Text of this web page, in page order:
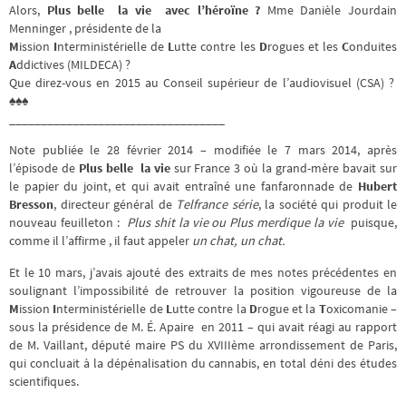
Alors, Plus belle la vie avec l’héroïne ? Mme Danièle Jourdain
Menninger , présidente de la
Mission Interministérielle de Lutte contre les Drogues et lesConduites
Addictives (MILDECA) ?
Que direz-vous en 2015 au Conseil supérieur de l’audiovisuel (CSA) ?
♠♠♠
Note publiée le 28 février 2014 – modifiée le 7 mars 2014, après
l’épisode de Plus belle la viesur France 3 où la grand-mère bavait sur
le papier du joint, et qui avait entraîné une fanfaronnade de Hubert
Bresson, directeur général de Telfrance série, la société qui produit le
nouveau feuilleton : Plus shit la vie ou Plus merdique la vie puisque,
comme il l’affirme , il faut appeler un chat, un chat.
Et le 10 mars, j’avais ajouté des extraits de mes notes précédentes en
soulignant l’impossibilité de retrouver la position vigoureuse de la
Mission Interministérielle de L utte contre la Drogue et la Toxicomanie –
sous la présidence de M. É. Apaire en 2011 – qui avait réagi au rapport
de M. Vaillant, député maire PS du XVIIIème arrondissement de Paris,
qui concluait à la dépénalisation du cannabis, en total déni des études
scientifiques.